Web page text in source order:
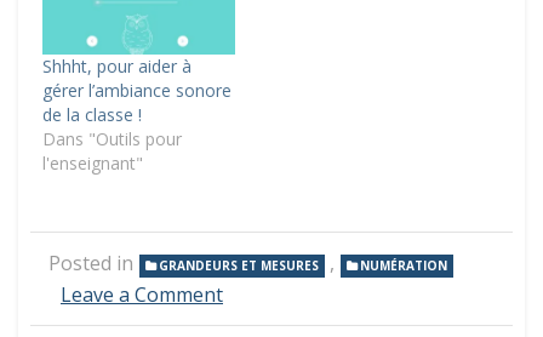
Shhht, pour aider à
gérer l’ambiance sonore
de la classe !
Dans "Outils pour
l'enseignant"
Posted in GRANDEURS ET MESURES , NUMÉRATION
Leave a Commenton